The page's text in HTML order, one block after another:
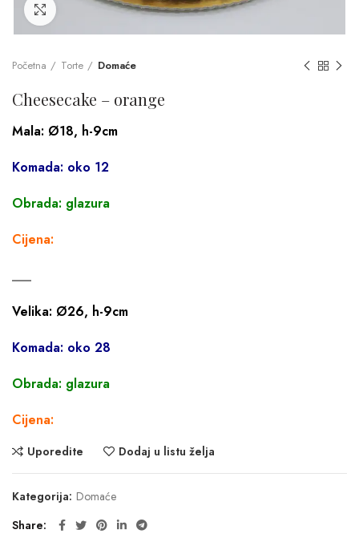
Click to enlarge
Početna Torte Domaće
Cheesecake – orange
Mala: Ø18, h-9cm
Komada: oko 12
Obrada: glazura
Cijena:
___
Velika: Ø26, h-9cm
Komada: oko 28
Obrada: glazura
Cijena:
Uporedite Dodaj u listu želja
Kategorija: Domaće
Share